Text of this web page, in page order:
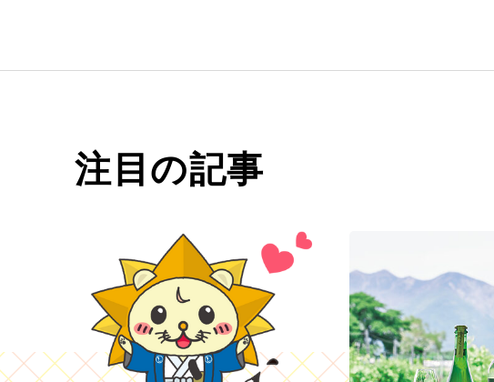
注目の記事